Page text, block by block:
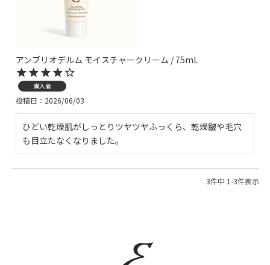
アンブリオデルム モイスチャークリーム / 75mL
購入者
投稿日 2026/06/03
ひどい乾燥肌がしっとりツヤツヤふっくら、乾燥皺や毛穴
も目立たなくなりました。
3件中 1-3件表示